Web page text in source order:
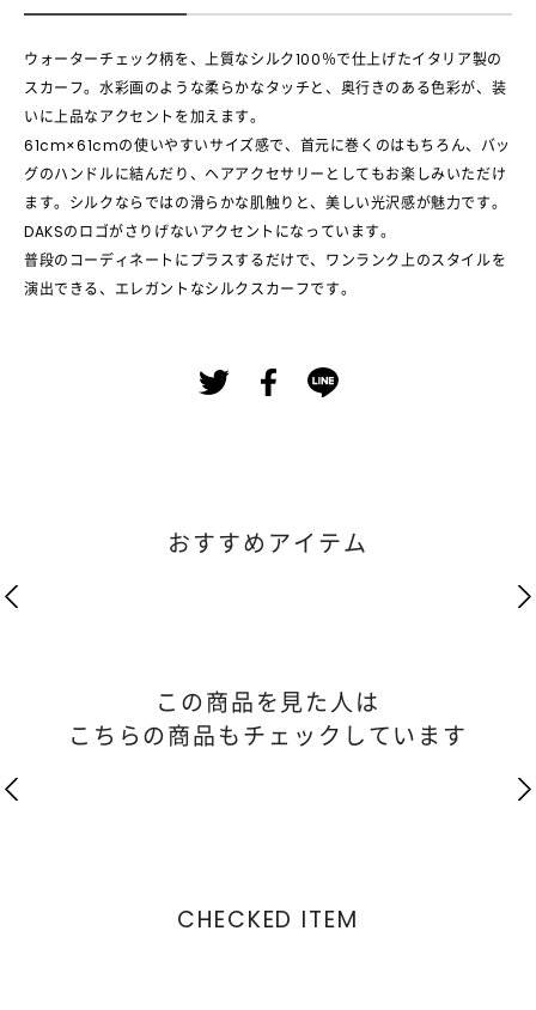
ウォーターチェック柄を、上質なシルク100％で仕上げたイタリア製の
スカーフ。水彩画のような柔らかなタッチと、奥行きのある色彩が、装
いに上品なアクセントを加えます。
61cm×61cmの使いやすいサイズ感で、首元に巻くのはもちろん、バッ
グのハンドルに結んだり、ヘアアクセサリーとしてもお楽しみいただけ
ます。シルクならではの滑らかな肌触りと、美しい光沢感が魅力です。
DAKSのロゴがさりげないアクセントになっています。
普段のコーディネートにプラスするだけで、ワンランク上のスタイルを
演出できる、エレガントなシルクスカーフです。
おすすめアイテム
この商品を見た人は
こちらの商品もチェックしています
CHECKED ITEM